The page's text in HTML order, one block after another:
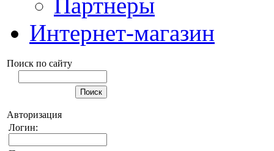
Интернет-магазин
Поиск по сайту
Авторизация
Логин: